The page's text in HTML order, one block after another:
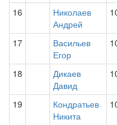
16
Николаев
Андрей
17
Васильев
Егор
18
Дикаев
Давид
19
Кондратьев
Никита